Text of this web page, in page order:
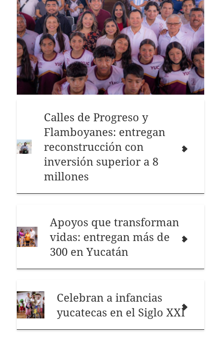
Calles de Progreso y
Flamboyanes: entregan
reconstrucción con
inversión superior a 8
millones
Apoyos que transforman
vidas: entregan más de
300 en Yucatán
Celebran a infancias
yucatecas en el Siglo XXI